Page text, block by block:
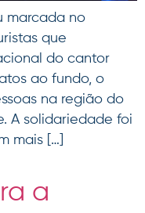
marcada no
que
do cantor
ao fundo, o
na região do
A solidariedade foi
mais […]
a